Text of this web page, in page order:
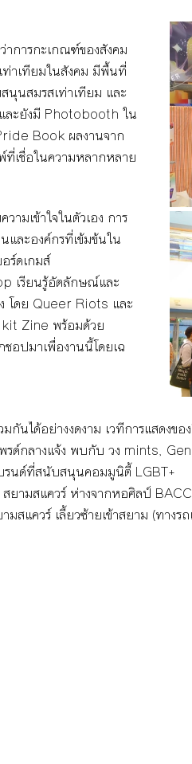
าการกะเกณฑ์ของสังคม
ท่าเทียมในสังคม มีพื้นที่
นุนสมรสเท่าเทียม และ
ละยังมี Photobooth ใน
Book ผลงานจาก
เชื่อในความหลากหลาย
มเข้าใจในตัวเอง การ
และองค์กรที่เข้มข้นใน
ร์ดเกมส์
เรียนรู้อัตลักษณ์และ
ง โดย Queer Riots และ
Zine พร้อมด้วย
อปมาเพื่องานนี้โดยเฉ
กันได้อย่างงดงาม เวทีการแสด
พรด์กลางแจ้ง พบกับ วง mints,
รนด์ที่สนับสนุนคอมมูนิตี้ LGBT+
ยามสแควร์ ห่างจากหอศิลป์
มสแควร์ เลี้ยวซ้ายเข้าสยาม (ทาง